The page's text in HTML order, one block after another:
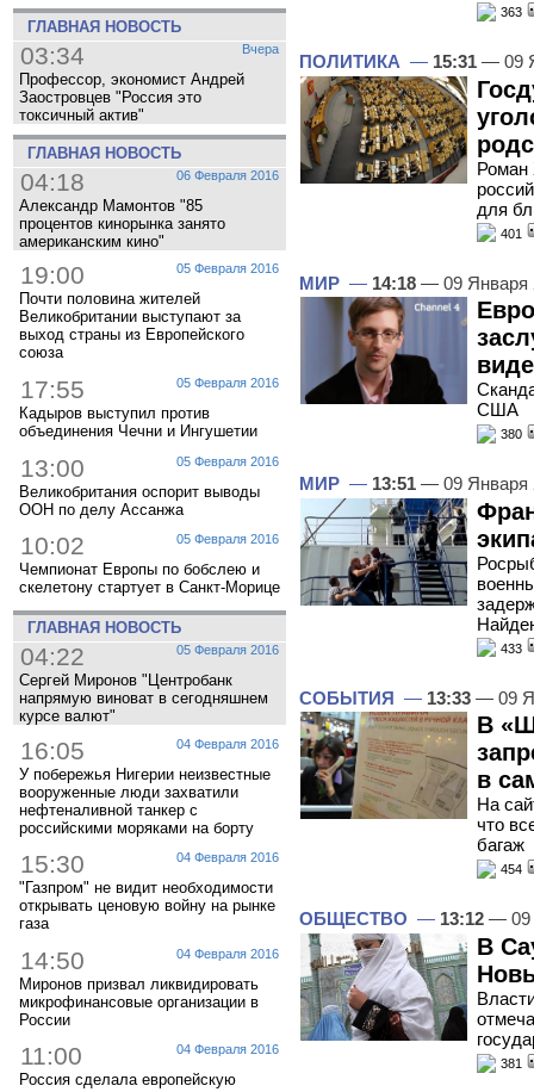
ГЛАВНАЯ НОВОСТЬ
Вчера
03:34
Профессор, экономист Андрей
Заостровцев "Россия это
токсичный актив"
ГЛАВНАЯ НОВОСТЬ
06 Февраля 2016
04:18
Александр Мамонтов "85
процентов кинорынка занято
американским кино"
05 Февраля 2016
19:00
Почти половина жителей
Великобритании выступают за
выход страны из Европейского
союза
05 Февраля 2016
17:55
Кадыров выступил против
объединения Чечни и Ингушетии
05 Февраля 2016
13:00
Великобритания оспорит выводы
ООН по делу Ассанжа
05 Февраля 2016
10:02
Чемпионат Европы по бобслею и
скелетону стартует в Санкт-Морице
ГЛАВНАЯ НОВОСТЬ
05 Февраля 2016
04:22
Сергей Миронов "Центробанк
напрямую виноват в сегодняшнем
курсе валют"
04 Февраля 2016
16:05
У побережья Нигерии неизвестные
вооруженные люди захватили
нефтеналивной танкер с
российскими моряками на борту
04 Февраля 2016
15:30
"Газпром" не видит необходимости
открывать ценовую войну на рынке
газа
04 Февраля 2016
14:50
Миронов призвал ликвидировать
микрофинансовые организации в
России
04 Февраля 2016
11:00
Россия сделала европейскую
363
ПОЛИТИКА — 15:31 — 09
Роман
для
401
МИР — 14:18 — 09 Января
США
380
МИР — 13:51 — 09 Января
433
СОБЫТИЯ — 13:33 — 09
В
в
На
что
багаж
454
ОБЩЕСТВО — 13:12 — 09
В
381